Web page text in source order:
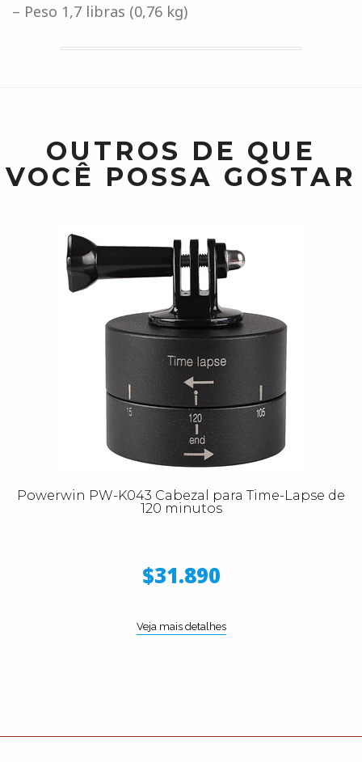
– Peso 1,7 libras (0,76 kg)
OUTROS DE QUE
VOCÊ POSSA GOSTAR
Powerwin PW-K043 Cabezal para Time-Lapse de
120 minutos
$31.890
Veja mais detalhes